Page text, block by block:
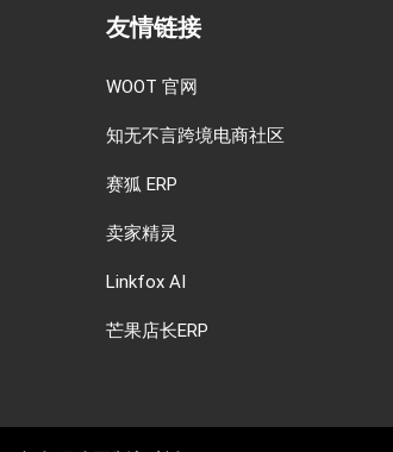
友情链接
WOOT 官网
知无不言跨境电商社区
赛狐 ERP
卖家精灵
Linkfox AI
芒果店长ERP